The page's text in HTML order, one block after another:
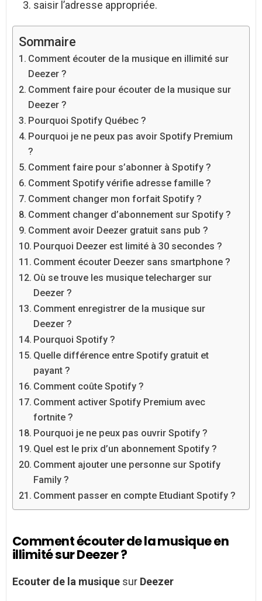
saisir l’adresse appropriée.
Sommaire
Comment écouter de la musique en illimité sur
Deezer ?
Comment faire pour écouter de la musique sur
Deezer ?
Pourquoi Spotify Québec ?
Pourquoi je ne peux pas avoir Spotify Premium
?
Comment faire pour s’abonner à Spotify ?
Comment Spotify vérifie adresse famille ?
Comment changer mon forfait Spotify ?
Comment changer d’abonnement sur Spotify ?
Comment avoir Deezer gratuit sans pub ?
Pourquoi Deezer est limité à 30 secondes ?
Comment écouter Deezer sans smartphone ?
Où se trouve les musique telecharger sur
Deezer ?
Comment enregistrer de la musique sur
Deezer ?
Pourquoi Spotify ?
Quelle différence entre Spotify gratuit et
payant ?
Comment coûte Spotify ?
Comment activer Spotify Premium avec
fortnite ?
Pourquoi je ne peux pas ouvrir Spotify ?
Quel est le prix d’un abonnement Spotify ?
Comment ajouter une personne sur Spotify
Family ?
Comment passer en compte Etudiant Spotify ?
Comment écouter de la musique en
illimité sur Deezer ?
Ecouter de la musique sur Deezer